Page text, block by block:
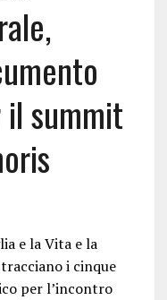
summit
e la Vita e la
i cinque
per l’incontro